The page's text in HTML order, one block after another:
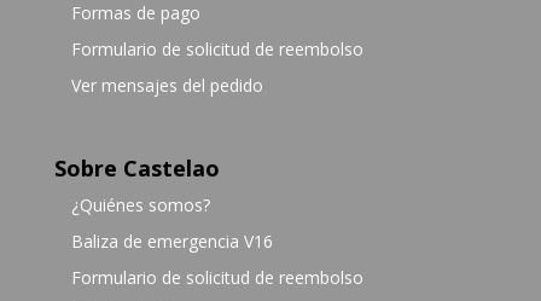
Formas de pago
Formulario de solicitud de reembolso
Ver mensajes del pedido
Sobre Castelao
¿Quiénes somos?
Baliza de emergencia V16
Formulario de solicitud de reembolso